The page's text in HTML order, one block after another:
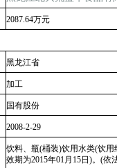
2087.64万元
黑龙江省
加工
国有股份
2008-2-29
饮料、瓶(桶装)饮用水类(饮
效期为2015年01月15日)。(